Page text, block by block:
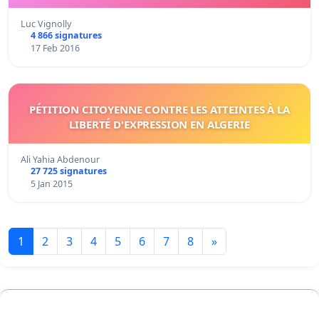
Luc Vignolly
4 866 signatures
17 Feb 2016
PÉTITION CITOYENNE CONTRE LES ATTEINTES À LA
LIBERTÉ D'EXPRESSION EN ALGERIE
Ali Yahia Abdenour
27 725 signatures
5 Jan 2015
1 2 3 4 5 6 7 8 »